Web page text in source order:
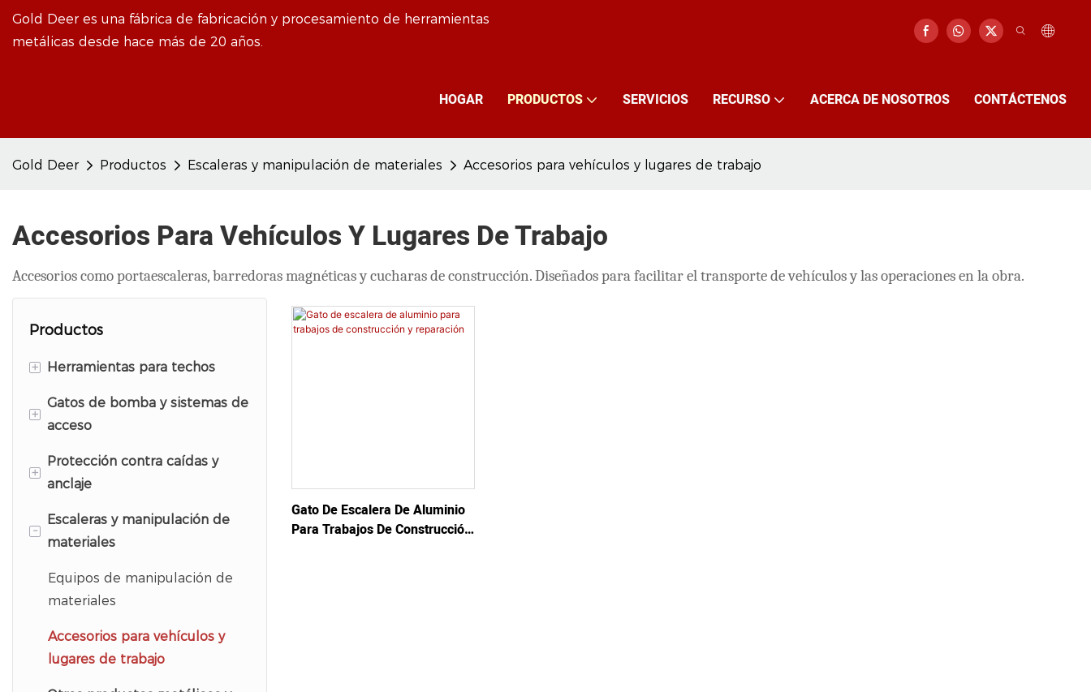
Gold Deer es una fábrica de fabricación y procesamiento de herramientas
metálicas desde hace más de 20 años.
HOGAR PRODUCTOS SERVICIOS RECURSO ACERCA DE NOSOTROS CONTÁCTENOS
Gold Deer Productos Escaleras y manipulación de materiales Accesorios para vehículos y lugares de trabajo
Accesorios Para Vehículos Y Lugares De Trabajo
Accesorios como portaescaleras, barredoras magnéticas y cucharas de construcción. Diseñados para facilitar el transporte de vehículos y las operaciones en la obra.
Productos
+ Herramientas para techos
Quita tejas y raspadores de
techos
Soportes y anclajes para
techos
Rodillos de costura
techos
+
Gatos de bomba y sistemas de
acceso
Sistemas de gatos de bomba
gato de bomba
acceso para escaleras
+
Protección contra caídas y
anclaje
Sistemas de anclaje
barras de apoyo
-
Escaleras y manipulación de
materiales
Equipos de manipulación de
materiales
Accesorios para vehículos y
lugares de trabajo
Gato De Escalera De Aluminio
Para Trabajos De Construcción